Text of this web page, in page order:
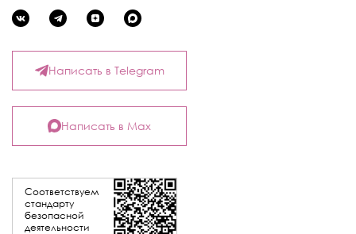
Соответствуем
стандарту
безопасной
деятельности
Написать в Telegram
Написать в Max